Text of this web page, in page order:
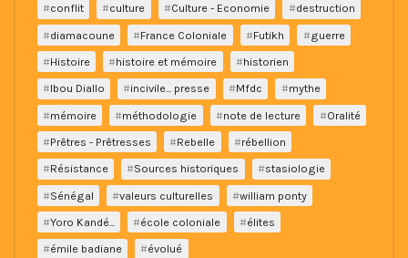
conflit
culture Culture - Economie
destruction
diamacoune
France Coloniale Futikh
guerre
Histoire
histoire et mémoire
historien
Ibou Diallo
incivile... presse Mfdc
mythe
mémoire
méthodologie note de lecture
Oralité
Prêtres - Prêtresses
Rebelle
rébellion
Résistance
Sources historiques
stasiologie
Sénégal
valeurs culturelles
william ponty
Yoro Kandé...
école coloniale
élites
émile badiane
évolué